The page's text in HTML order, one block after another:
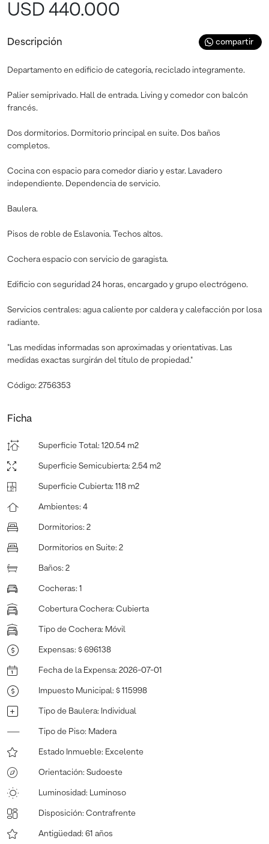
USD 440.000
Descripción compartir
Departamento en edificio de categoría, reciclado integramente.
Palier semiprivado. Hall de entrada. Living y comedor con balcón
francés.
Dos dormitorios. Dormitorio principal en suite. Dos baños
completos.
Cocina con espacio para comedor diario y estar. Lavadero
independiente. Dependencia de servicio.
Baulera.
Pisos de roble de Eslavonia. Techos altos.
Cochera espacio con servicio de garagista.
Edificio con seguridad 24 horas, encargado y grupo electrógeno.
Servicios centrales: agua caliente por caldera y calefacción por losa
radiante.
"Las medidas informadas son aproximadas y orientativas. Las
medidas exactas surgirán del título de propiedad."
Código: 2756353
Ficha
Superficie Total : 120.54 m2
Superficie Semicubierta: 2.54 m2
Superficie Cubierta: 118 m2
Ambientes: 4
Dormitorios: 2
Dormitorios en Suite: 2
Baños: 2
Cocheras: 1
Cobertura Cochera: Cubierta
Tipo de Cochera: Móvil
Expensas: $ 696138
Fecha de la Expensa: 2026-07-01
Impuesto Municipal : $ 115998
Tipo de Baulera: Individual
Tipo de Piso: Madera
Estado Inmueble: Excelente
Orientación: Sudoeste
Luminosidad: Luminoso
Disposición: Contrafrente
Antigüedad: 61 años